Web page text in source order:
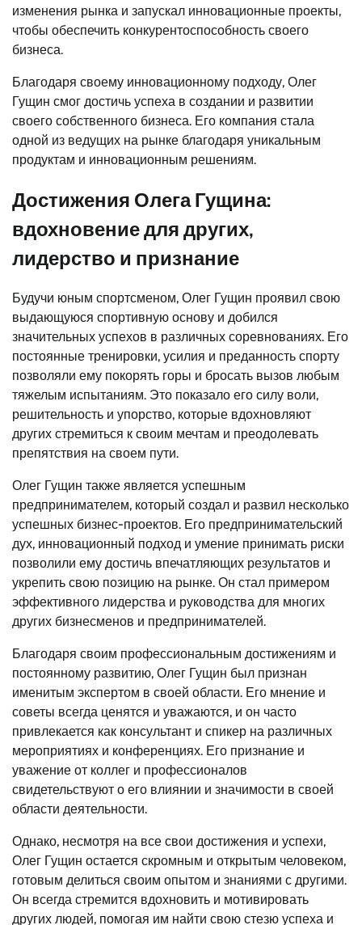
изменения рынка и запускал инновационные проекты,
чтобы обеспечить конкурентоспособность своего
бизнеса.
Благодаря своему инновационному подходу, Олег
Гущин смог достичь успеха в создании и развитии
своего собственного бизнеса. Его компания стала
одной из ведущих на рынке благодаря уникальным
продуктам и инновационным решениям.
Достижения Олега Гущина:
вдохновение для других,
лидерство и признание
Будучи юным спортсменом, Олег Гущин проявил свою
выдающуюся спортивную основу и добился
значительных успехов в различных соревнованиях. Его
постоянные тренировки, усилия и преданность спорту
позволяли ему покорять горы и бросать вызов любым
тяжелым испытаниям. Это показало его силу воли,
решительность и упорство, которые вдохновляют
других стремиться к своим мечтам и преодолевать
препятствия на своем пути.
Олег Гущин также является успешным
предпринимателем, который создал и развил несколько
успешных бизнес-проектов. Его предпринимательский
дух, инновационный подход и умение принимать риски
позволили ему достичь впечатляющих результатов и
укрепить свою позицию на рынке. Он стал примером
эффективного лидерства и руководства для многих
других бизнесменов и предпринимателей.
Благодаря своим профессиональным достижениям и
постоянному развитию, Олег Гущин был признан
именитым экспертом в своей области. Его мнение и
советы всегда ценятся и уважаются, и он часто
привлекается как консультант и спикер на различных
мероприятиях и конференциях. Его признание и
уважение от коллег и профессионалов
свидетельствуют о его влиянии и значимости в своей
области деятельности.
Однако, несмотря на все свои достижения и успехи,
Олег Гущин остается скромным и открытым человеком,
готовым делиться своим опытом и знаниями с другими.
Он всегда стремится вдохновить и мотивировать
других людей, помогая им найти свою стезю успеха и